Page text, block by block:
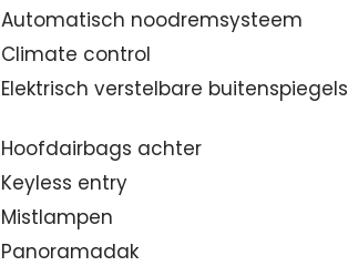
Automatisch noodremsysteem
Climate control
Elektrisch verstelbare buitenspiegels
Hoofdairbags achter
Keyless entry
Mistlampen
Panoramadak